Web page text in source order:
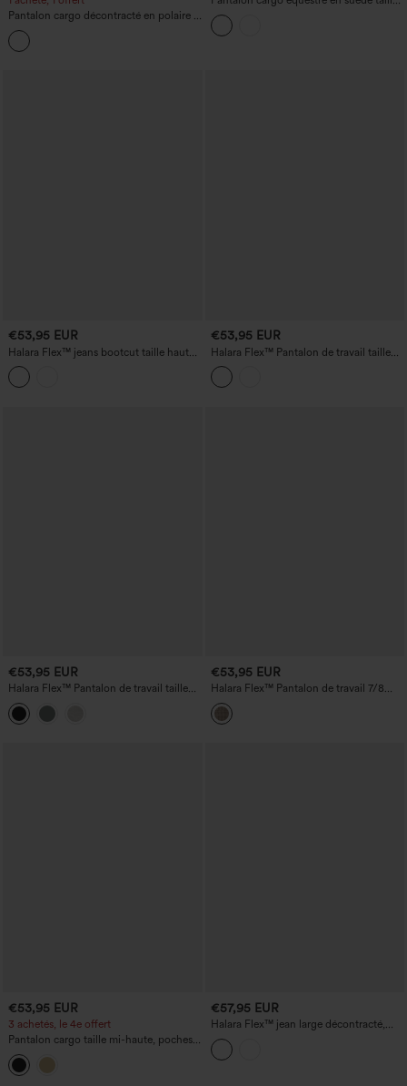
Pantalon cargo décontracté en polaire à
taille mi-haute avec poches zippées
haute avec poches
€53,95 EUR
Halara Flex™ jeans bootcut taille haute
style workwear avec poches
€53,95 EUR
Halara Flex™ Pantalon de travail taille
haute « paper bag », ceinturé, avec
poches et jambes larges
€53,95 EUR
Halara Flex™ Pantalon de travail taille
haute avec poches zippées et coupe
droite
€53,95 EUR
Halara Flex™ Pantalon de travail 7/8
pied-de-poule, taille mi-haute, jambe
droite, avec poches
€53,95 EUR
3 achetés, le 4e offert
Pantalon cargo taille mi-haute, poches à
cordon, jambe large et coupe
décontractée.
€57,95 EUR
Halara Flex™ jean large décontracté,
taille haute avec empiècement croisé et
poches